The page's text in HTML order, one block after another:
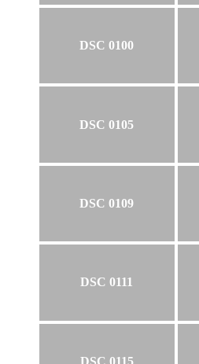
DSC 0100
DSC 0105
DSC 0109
DSC 0111
DSC 0115